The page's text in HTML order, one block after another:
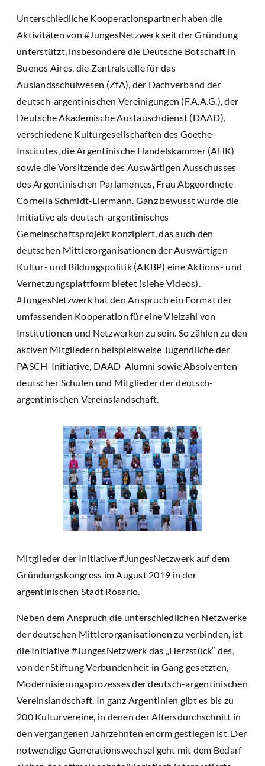
Unterschiedliche Kooperationspartner haben die
Aktivitäten von #JungesNetzwerk seit der Gründung
unterstützt, insbesondere die Deutsche Botschaft in
Buenos Aires, die Zentralstelle für das
Auslandsschulwesen (ZfA), der Dachverband der
deutsch-argentinischen Vereinigungen (F.A.A.G.), der
Deutsche Akademische Austauschdienst (DAAD),
verschiedene Kulturgesellschaften des Goethe-
Institutes, die Argentinische Handelskammer (AHK)
sowie die Vorsitzende des Auswärtigen Ausschusses
des Argentinischen Parlamentes, Frau Abgeordnete
Cornelia Schmidt-Liermann. Ganz bewusst wurde die
Initiative als deutsch-argentinisches
Gemeinschaftsprojekt konzipiert, das auch den
deutschen Mittlerorganisationen der Auswärtigen
Kultur- und Bildungspolitik (AKBP) eine Aktions- und
Vernetzungsplattform bietet (siehe Videos).
#JungesNetzwerk hat den Anspruch ein Format der
umfassenden Kooperation für eine Vielzahl von
Institutionen und Netzwerken zu sein. So zählen zu den
aktiven Mitgliedern beispielsweise Jugendliche der
PASCH-Initiative, DAAD-Alumni sowie Absolventen
deutscher Schulen und Mitglieder der deutsch-
argentinischen Vereinslandschaft.
Mitglieder der Initiative #JungesNetzwerk auf dem
Gründungskongress im August 2019 in der
argentinischen Stadt Rosario.
Neben dem Anspruch die unterschiedlichen Netzwerke
der deutschen Mittlerorganisationen zu verbinden, ist
die Initiative #JungesNetzwerk das „Herzstück“ des,
von der Stiftung Verbundenheit in Gang gesetzten,
Modernisierungsprozesses der deutsch-argentinischen
Vereinslandschaft. In ganz Argentinien gibt es bis zu
200 Kulturvereine, in denen der Altersdurchschnitt in
den vergangenen Jahrzehnten enorm gestiegen ist. Der
notwendige Generationswechsel geht mit dem Bedarf